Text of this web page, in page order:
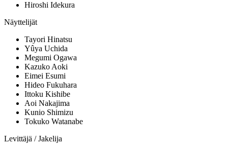
Hiroshi Idekura
Näyttelijät
Tayori Hinatsu
Yûya Uchida
Megumi Ogawa
Kazuko Aoki
Eimei Esumi
Hideo Fukuhara
Ittoku Kishibe
Aoi Nakajima
Kunio Shimizu
Tokuko Watanabe
Levittäjä / Jakelija